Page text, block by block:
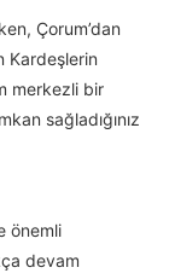
Çorum’dan
Kardeşlerin
merkezli bir
sağladığınız
önemli
devam